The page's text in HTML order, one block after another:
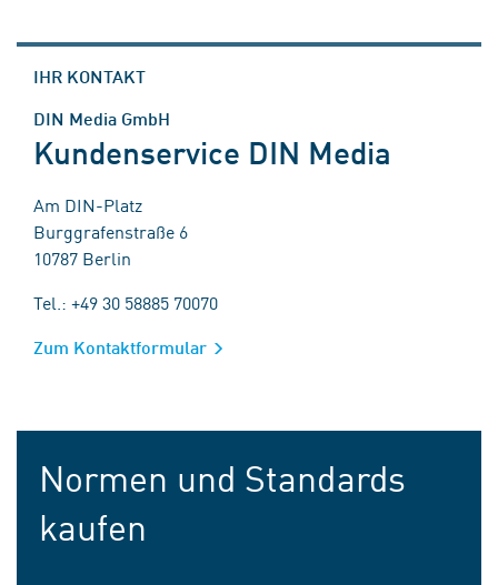
IHR KONTAKT
DIN Media GmbH
Kundenservice DIN Media
Am DIN-Platz
Burggrafenstraße 6
10787 Berlin
Tel.: +49 30 58885 70070
Zum Kontaktformular
Normen und Standards
kaufen